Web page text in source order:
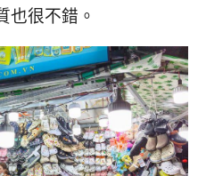
也很不錯。